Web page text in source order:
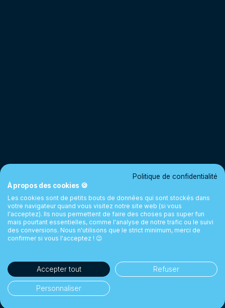
Politique de confidentialité
À propos des cookies 🍪
Les cookies sont de petits bouts de données qui sont stockés dans
votre navigateur quand vous visitez notre site web (si vous
l'acceptez). Ils nous permettent de faire des choses pas super fun
mais pourtant essentielles, comme l'analyse de notre trafic ou le suivi
des conversions. Nous n'utilisons que le strict minimum, merci de
confirmer si vous l'acceptez ! 😉
Accepter tout Refuser
Personnaliser